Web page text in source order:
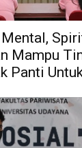
Mampu
Panti